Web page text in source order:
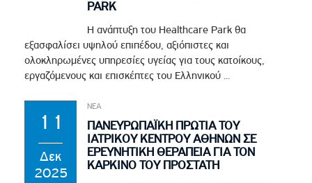
PARK
Η ανάπτυξη του Healthcare Park θα
εξασφαλίσει υψηλού επιπέδου, αξιόπιστες και
ολοκληρωμένες υπηρεσίες υγείας για τους κατοίκους,
εργαζόμενους και επισκέπτες του Ελληνικού ...
11
Δεκ
2025
ΝΕΑ
ΠΑΝΕΥΡΩΠΑΪΚΗ ΠΡΩΤΙΑ ΤΟΥ
ΙΑΤΡΙΚΟΥ ΚΕΝΤΡΟΥ ΑΘΗΝΩΝ ΣΕ
ΕΡΕΥΝΗΤΙΚΗ ΘΕΡΑΠΕΙΑ ΓΙΑ ΤΟΝ
ΚΑΡΚΙΝΟ ΤΟΥ ΠΡΟΣΤΑΤΗ